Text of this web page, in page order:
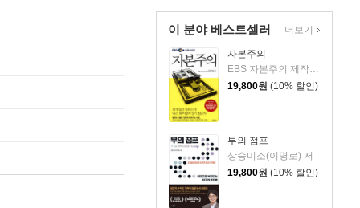
이 분야 베스트셀러
자본주의
EBS 자본주의 제작팀,정지은,고희정 저/EBS MEDIA 기획
19,800원 (10% 할인)
부의 점프
상승미소(이명로) 저
19,800원 (10% 할인)
더보기